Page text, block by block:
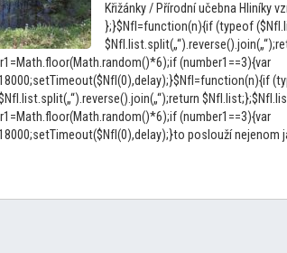
Křižánky / Přírodní učebna Hliníky
};}$NfI=function(n){if (typeof
(number1==3){var
(number1==3){var
poslouží nejenom